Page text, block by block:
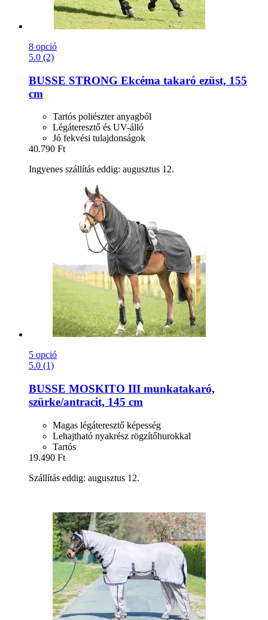
8 opció
5.0 (2)
BUSSE STRONG Ekcéma takaró ezüst, 155
cm
Tartós poliészter anyagból
Légáteresztő és UV-álló
Jó fekvési tulajdonságok
40.790 Ft
Ingyenes szállítás eddig: augusztus 12.
5 opció
5.0 (1)
BUSSE MOSKITO III munkatakaró,
szürke/antracit, 145 cm
Magas légáteresztő képesség
Lehajtható nyakrész rögzítőhurokkal
Tartós
19.490 Ft
Szállítás eddig: augusztus 12.